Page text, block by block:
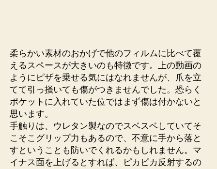
柔らかい素材のおかげで他のフィルムに比べて覆
えるスペースが大きいのも特徴です。上の動画の
ようにピザを乗せる気にはなれませんが、爪を立
てて引っ掻いても傷がつきませんでした。恐らく
ポケットに入れていた位ではまず傷は付かないと
思います。
手触りは、ウレタン製なのでスベスベしていてそ
こそこグリップ力もあるので、不意に手から落と
すということも防いでくれるかもしれません。マ
イナス面を上げるとすれば、ピカピカ反射するの